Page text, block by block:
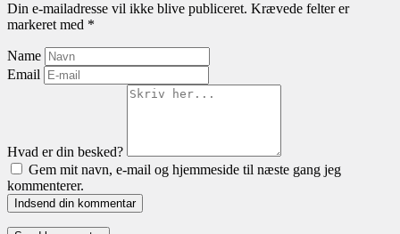
Din e-mailadresse vil ikke blive publiceret. Krævede felter er
markeret med *
Name
Email
Hvad er din besked?
Gem mit navn, e-mail og hjemmeside til næste gang jeg
kommenterer.
Indsend din kommentar